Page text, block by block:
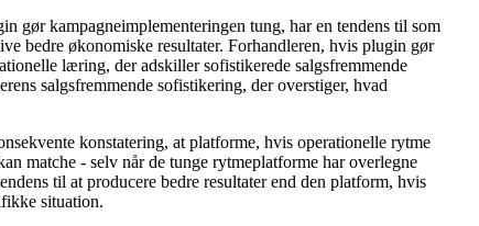
gør kampagneimplementeringen tung, har en tendens til som
bedre økonomiske resultater. Forhandleren, hvis plugin gør
læring, der adskiller sofistikerede salgsfremmende
salgsfremmende sofistikering, der overstiger, hvad
konstatering, at platforme, hvis operationelle rytme
matche - selv når de tunge rytmeplatforme har overlegne
til at producere bedre resultater end den platform, hvis
situation.